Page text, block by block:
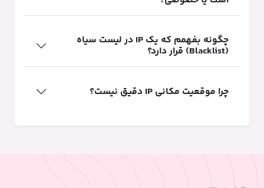
چگونه بفهمم که یک IP در لیست سیاه
(Blacklist) قرار دارد؟
چرا موقعیت مکانی IP دقیق نیست؟